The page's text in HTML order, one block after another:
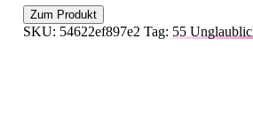
Zum Produkt
SKU: 54622ef897e2 Tag: 55